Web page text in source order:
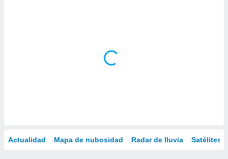
Actualidad Mapa de nubosidad Radar de lluvia Satélites